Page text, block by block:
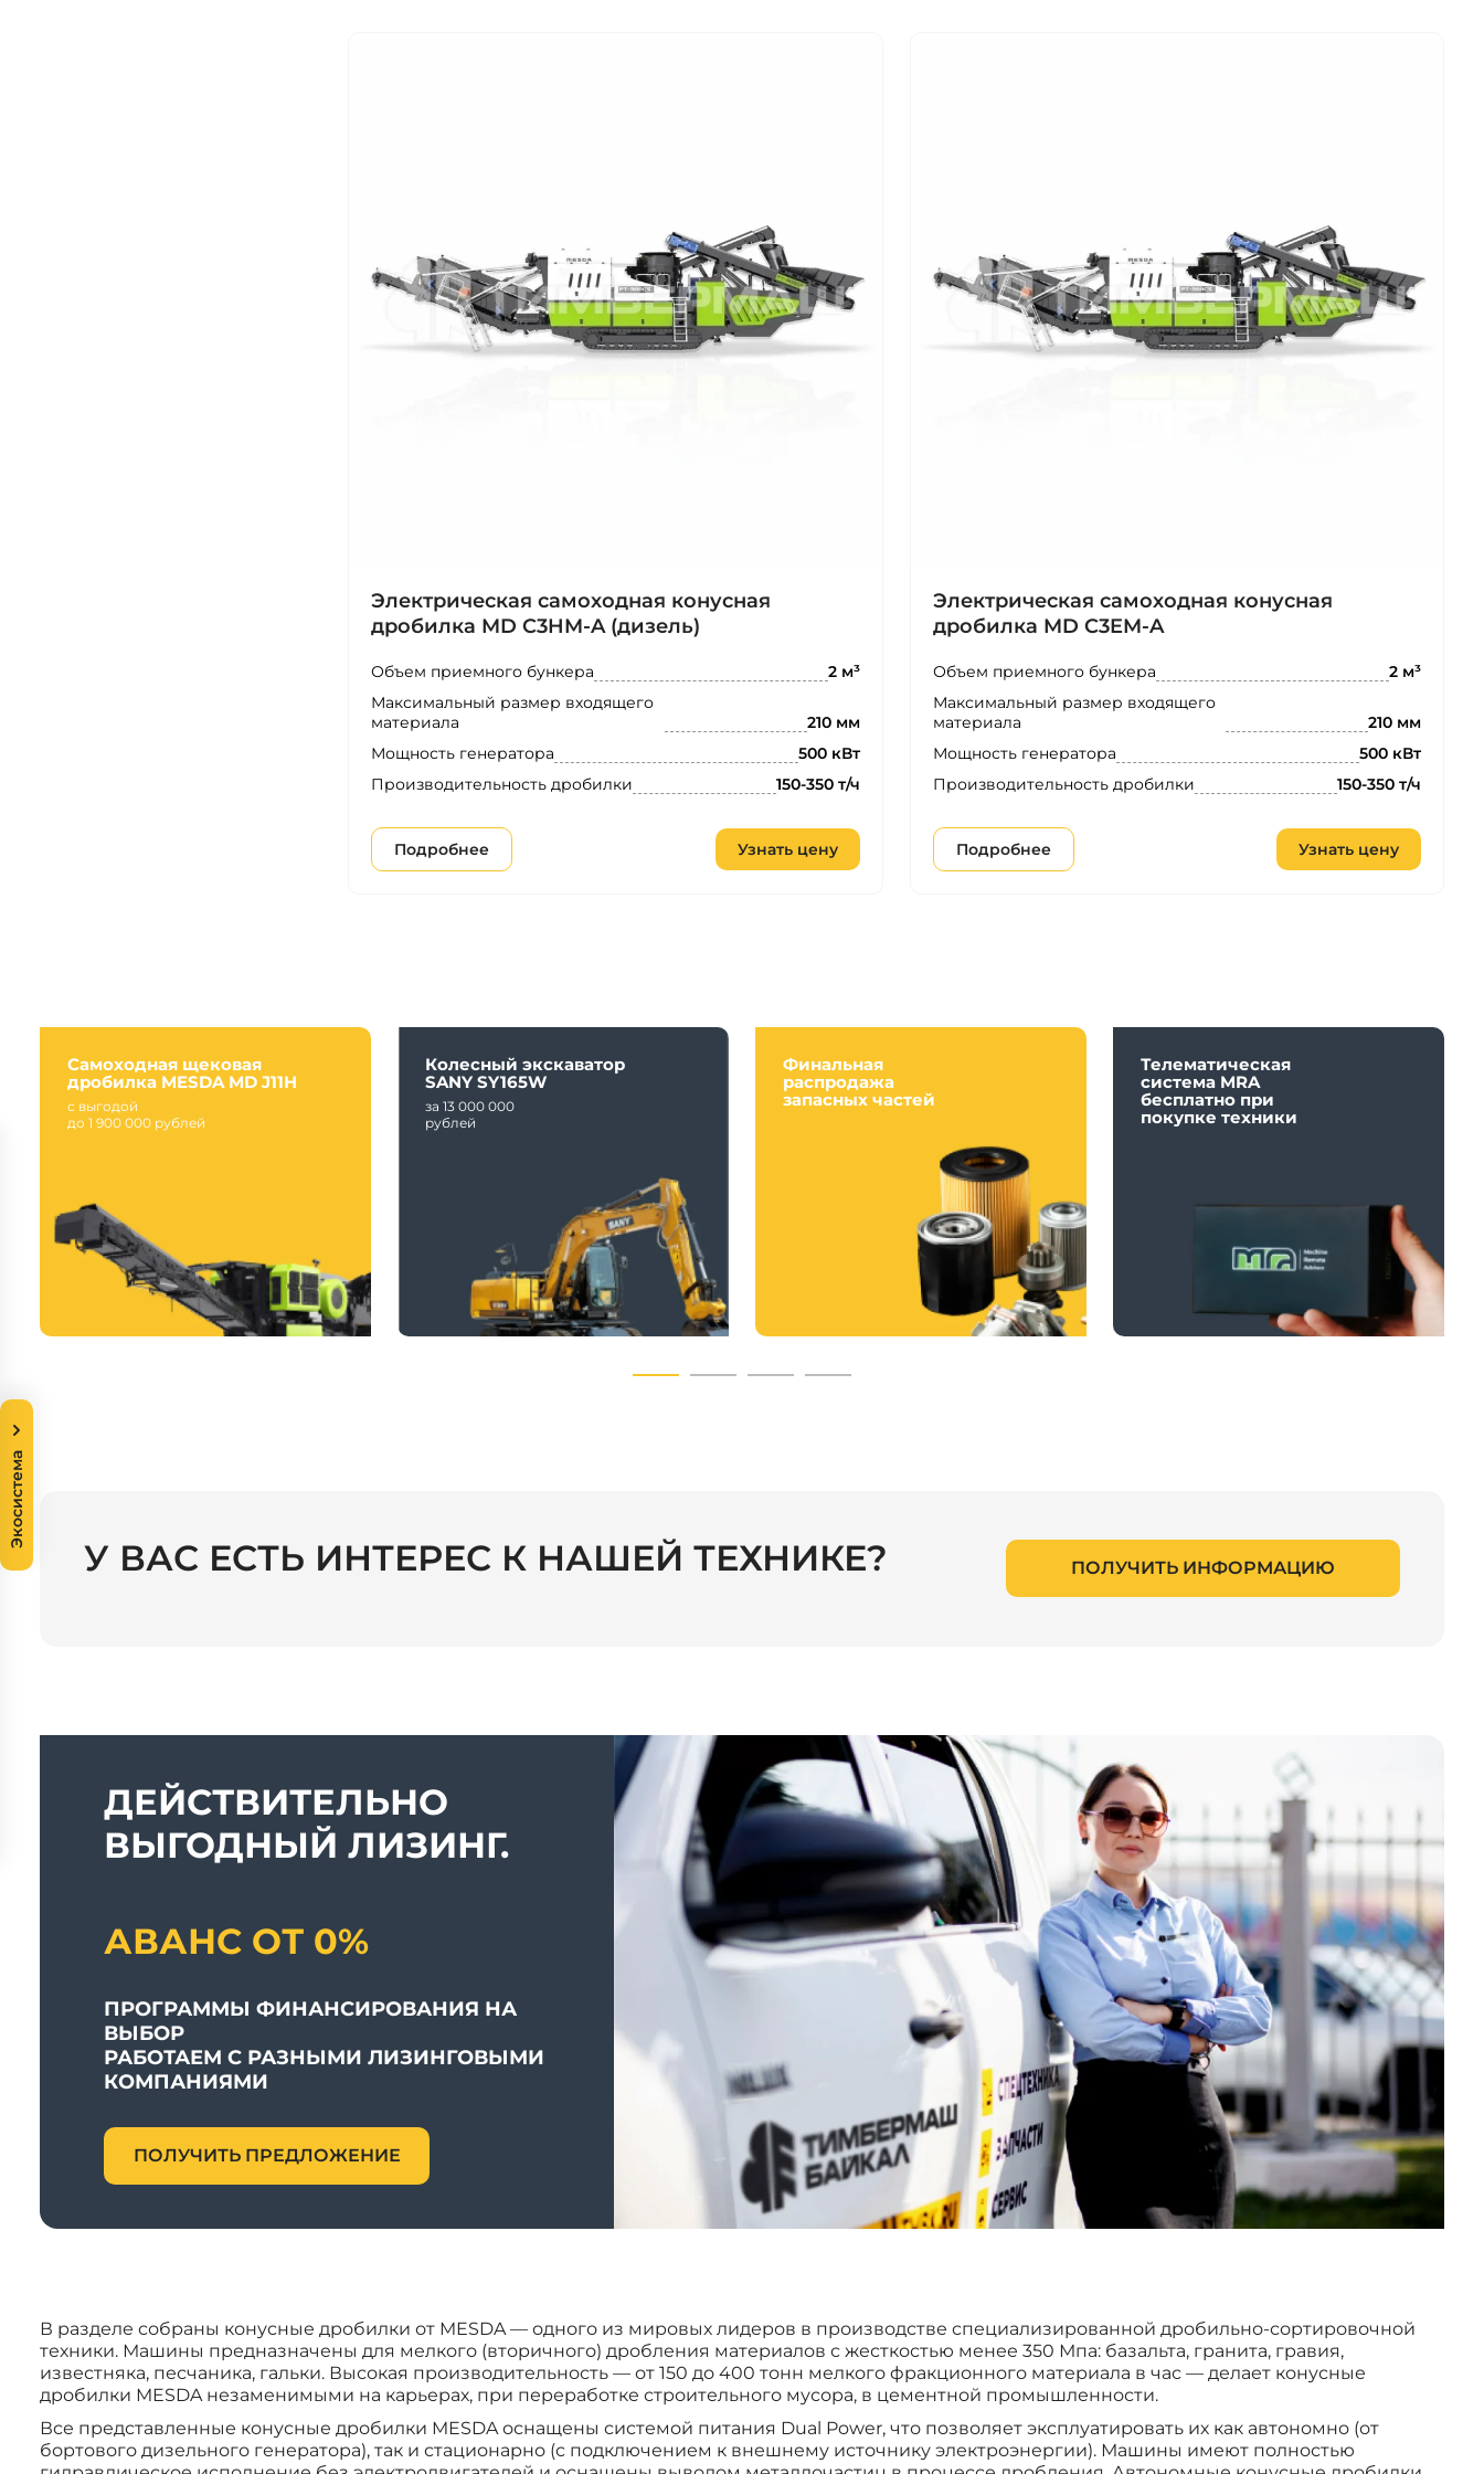
Электрическая самоходная конусная
дробилка MD C3HM-A (дизель)
Объем приемного бункера 2 м³
Максимальный размер входящего
материала
210 мм
Мощность генератора 500 кВт
Производительность дробилки 150-350 т/ч
Подробнее Узнать цену
Электрическая самоходная конусная
дробилка MD C3EM-A
Объем приемного бункера 2 м³
Максимальный размер входящего
материала
210 мм
Мощность генератора 500 кВт
Производительность дробилки 150-350 т/ч
Подробнее Узнать цену
Самоходная щековая
дробилка MESDA MD J11H
с выгодой
до 1 900 000 рублей
Колесный экскаватор
SANY SY165W
за 13 000 000
рублей
Финальная
распродажа
запасных частей
Телематическая
система MRA
бесплатно при
покупке техники
У ВАС ЕСТЬ ИНТЕРЕС К НАШЕЙ ТЕХНИКЕ? ПОЛУЧИТЬ ИНФОРМАЦИЮ
ДЕЙСТВИТЕЛЬНО
ВЫГОДНЫЙ ЛИЗИНГ.
АВАНС ОТ 0%
ПРОГРАММЫ ФИНАНСИРОВАНИЯ НА
ВЫБОР
РАБОТАЕМ С РАЗНЫМИ ЛИЗИНГОВЫМИ
КОМПАНИЯМИ
ПОЛУЧИТЬ ПРЕДЛОЖЕНИЕ
В разделе собраны конусные дробилки от MESDA — одного из мировых лидеров в производстве специализированной дробильно-сортировочной
техники. Машины предназначены для мелкого (вторичного) дробления материалов с жесткостью менее 350 Мпа: базальта, гранита, гравия,
известняка, песчаника, гальки. Высокая производительность — от 150 до 400 тонн мелкого фракционного материала в час — делает конусные
дробилки MESDA незаменимыми на карьерах, при переработке строительного мусора, в цементной промышленности.
Все представленные конусные дробилки MESDA оснащены системой питания Dual Power, что позволяет эксплуатировать их как автономно (от
бортового дизельного генератора), так и стационарно (с подключением к внешнему источнику электроэнергии). Машины имеют полностью
Экосистема